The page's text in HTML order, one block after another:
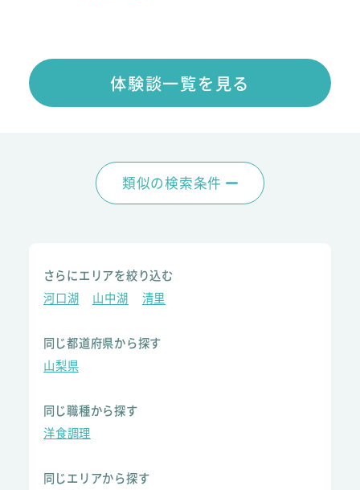
体験談一覧を見る
類似の検索条件
さらにエリアを絞り込む
河口湖
山中湖 清里
同じ都道府県から探す
山梨県
同じ職種から探す
洋食調理
同じエリアから探す